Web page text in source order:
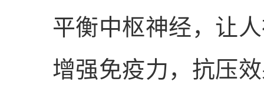
平衡中枢神经，让人
增强免疫力，抗压效